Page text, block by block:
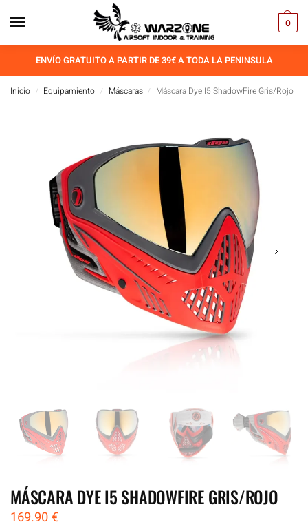
0
ENVÍO GRATUITO A PARTIR DE 39€ A TODA LA PENINSULA
Inicio / Equipamiento / Máscaras / Máscara Dye I5 ShadowFire Gris/Rojo
MÁSCARA DYE I5 SHADOWFIRE GRIS/ROJO
169.90€